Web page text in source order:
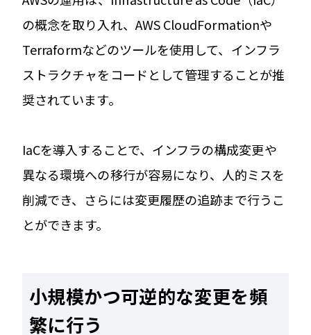
の概念を取り入れ、AWS CloudFormationや
Terraformなどのツールを使用して、インフラ
ストラクチャをコードとして管理することが推
奨されています。
IaCを導入することで、インフラの構成変更や
異なる環境への移行が容易になり、人的ミスを
削減でき、さらには変更履歴の追跡まで行うこ
とができます。
小規模かつ可逆的な変更を頻
繁に行う